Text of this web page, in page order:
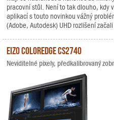
pracovní stůl. Není to tak dlouho, kdy
aplikací s touto novinkou vážný
(Adobe, Autodesk) UHD rozlišení
EIZO ColorEdge CS2740
Neviditelné pixely, předkalibrovaný